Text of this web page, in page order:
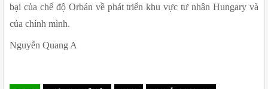
bại của chế độ Orbán về phát triển khu vực tư nhân Hungary và
của chính mình.
Nguyễn Quang A